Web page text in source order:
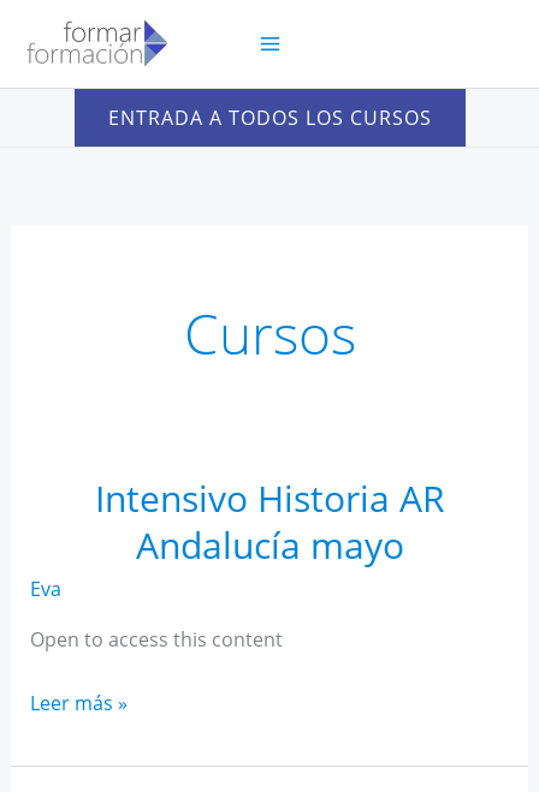
contenido
ENTRADA A TODOS LOS CURSOS
Cursos
Intensivo Historia AR
Andalucía mayo
Eva
Open to access this content
Intensivo
AR
Leer más »